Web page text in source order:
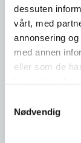
dessuten
vårt, med
annonsering
med annen
eller som de
Nødvendig